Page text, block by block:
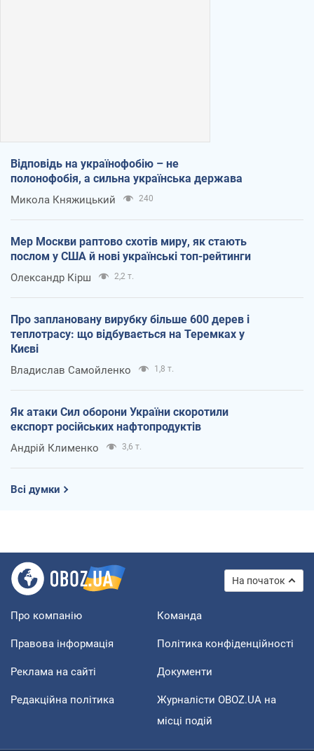
Відповідь на українофобію – не
полонофобія, а сильна українська держава
Микола Княжицький 240
Мер Москви раптово схотів миру, як стають
послом у США й нові українські топ-рейтинги
Олександр Кірш 2,2 т.
Про заплановану вирубку більше 600 дерев і
теплотрасу: що відбувається на Теремках у
Києві
Владислав Самойленко 1,8 т.
Як атаки Сил оборони України скоротили
експорт російських нафтопродуктів
Андрій Клименко 3,6 т.
Всі думки
На початок
Про компанію Команда
Правова інформація Політика конфіденційності
Реклама на сайті Документи
Редакційна політика
Журналісти OBOZ.UA на
місці подій